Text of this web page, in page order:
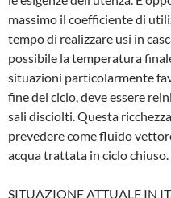
massimo il coefficiente di
tempo di realizzare usi in
possibile la tem­peratura
situazioni particolarmente
fine del ciclo, deve essere
sali disciolti. Questa
prevedere come fluido
acqua trattata in ciclo chiuso.
SITUAZIONE ATTUALE IN